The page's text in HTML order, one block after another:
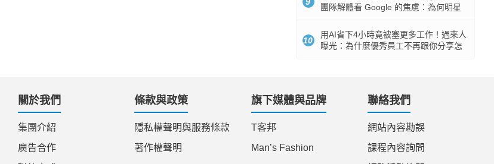
團隊解體看 Google 的焦慮：為何明星
10
用AI省下4小時竟被塞更多工作！過來人
曝光：為什麼優秀員工不再跟你分享怎
關於我們
集團介紹
廣告合作
條款與政策
隱私權聲明與服務條款
著作權聲明
旗下媒體與品牌
T客邦
Man’s Fashion
聯絡我們
網站內容勘誤
課程內容詢問